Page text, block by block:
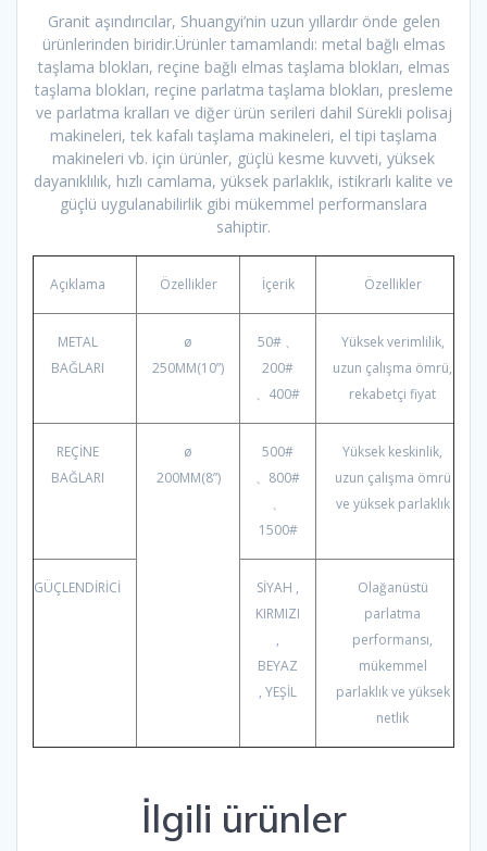
Granit aşındırıcılar, Shuangyi’nin uzun yıllardır önde gelen
ürünlerinden biridir.Ürünler tamamlandı: metal bağlı elmas
taşlama blokları, reçine bağlı elmas taşlama blokları, elmas
taşlama blokları, reçine parlatma taşlama blokları, presleme
ve parlatma kralları ve diğer ürün serileri dahil Sürekli polisaj
makineleri, tek kafalı taşlama makineleri, el tipi taşlama
makineleri vb. için ürünler, güçlü kesme kuvveti, yüksek
dayanıklılık, hızlı camlama, yüksek parlaklık, istikrarlı kalite ve
güçlü uygulanabilirlik gibi mükemmel performanslara
sahiptir.
Açıklama Özellikler İçerik Özellikler
METAL
BAĞLARI
ø
250MM(10”)
50# 、
200#
、400#
Yüksek verimlilik,
uzun çalışma ömrü,
rekabetçi fiyat
REÇİNE
BAĞLARI
ø
200MM(8”)
500#
、800#
、
1500#
Yüksek keskinlik,
uzun çalışma ömrü
ve yüksek parlaklık
GÜÇLENDİRİCİ
SİYAH ,
KIRMIZI
,
BEYAZ
, YEŞİL
Olağanüstü
parlatma
performansı,
mükemmel
parlaklık ve yüksek
netlik
İlgili ürünler